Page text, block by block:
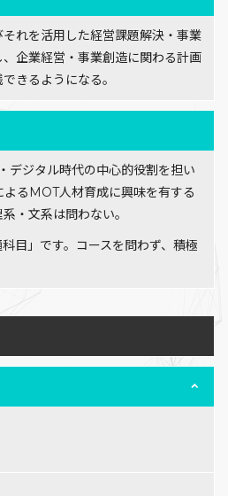
れを活用した経営課題解決・事業
企業経営・事業創造に関わる計画
きるようになる。
デジタル時代の中心的役割を担い
るMOT人材育成に興味を有する
・文系は問わない。
科目」です。コースを問わず、積極